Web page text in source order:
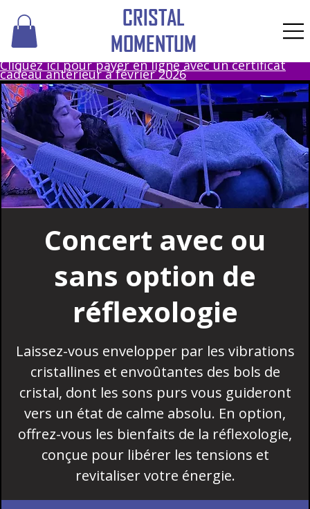
CRISTAL
MOMENTUM
Concert avec ou
sans option de
réflexologie
Laissez-vous envelopper par les vibrations
cristallines et envoûtantes des bols de
cristal, dont les sons purs vous guideront
vers un état de calme absolu. En option,
offrez-vous les bienfaits de la réflexologie,
conçue pour libérer les tensions et
revitaliser votre énergie.
Cliquez ici pour payer en ligne avec un certificat
cadeau antérieur à février 2026